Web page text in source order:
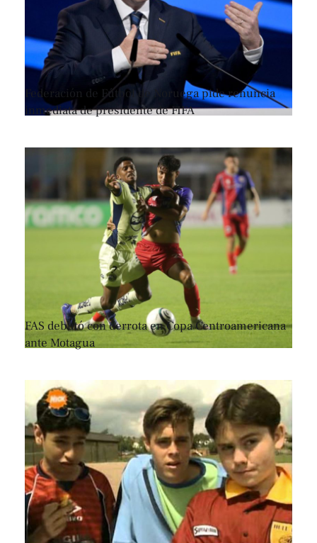
Federación de Fútbol de Noruega pide renuncia
inmediata de presidente de FIFA
FAS debutó con derrota en Copa Centroamericana
ante Motagua